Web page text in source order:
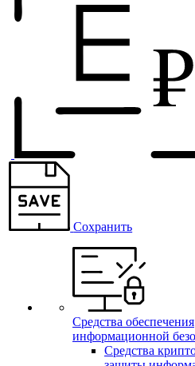
Сохранить
Средства обеспечения
информационной
Средства